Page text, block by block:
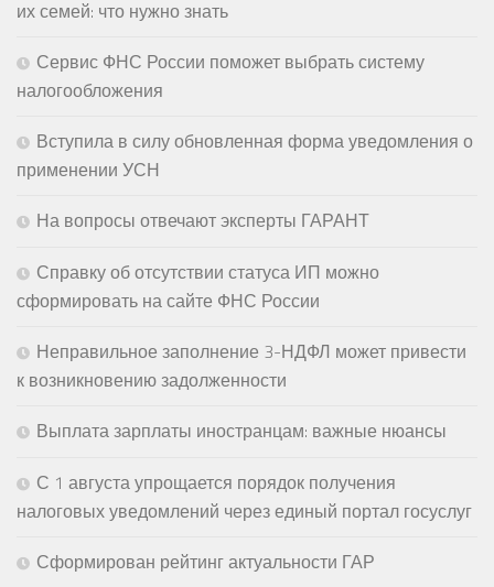
их семей: что нужно знать
Сервис ФНС России поможет выбрать систему
налогообложения
Вступила в силу обновленная форма уведомления о
применении УСН
На вопросы отвечают эксперты ГАРАНТ
Справку об отсутствии статуса ИП можно
сформировать на сайте ФНС России
Неправильное заполнение 3-НДФЛ может привести
к возникновению задолженности
Выплата зарплаты иностранцам: важные нюансы
С 1 августа упрощается порядок получения
налоговых уведомлений через единый портал госуслуг
Сформирован рейтинг актуальности ГАР